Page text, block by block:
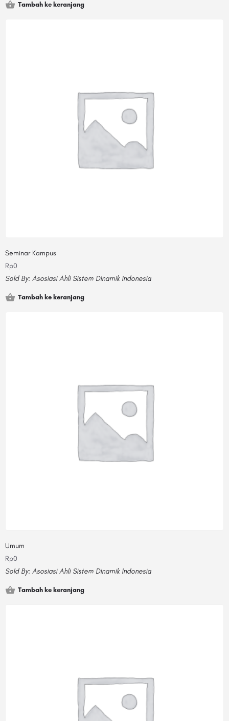
Tambah ke keranjang
Seminar Kampus
Rp0
Sold By: Asosiasi Ahli Sistem Dinamik Indonesia
Tambah ke keranjang
Umum
Rp0
Sold By: Asosiasi Ahli Sistem Dinamik Indonesia
Tambah ke keranjang